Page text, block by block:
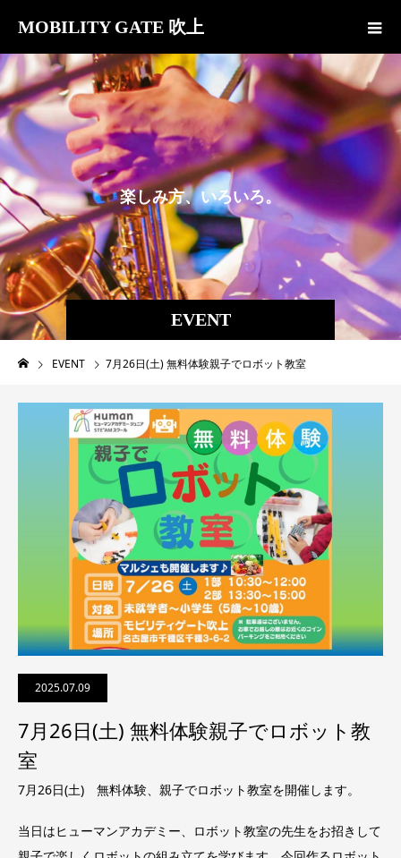
MOBILITY GATE 吹上
EVENT
楽しみ方、 いろいろ。
EVENT 7月26日(土) 無料体験親子でロボット教室
2025.07.09
7月26日(土) 無料体験親子でロボット教
室
7月26日(土) 無料体験、親子でロボット教室を開催します。
当日はヒューマンアカデミー、ロボット教室の先生をお招きして